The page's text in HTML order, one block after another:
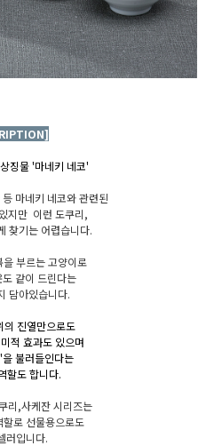
징물 '마네키 네코'
마네키 네코와 관련된
지만 이런 도쿠리,
찾기는 어렵습니다.
부르는 고양이로
같이 드린다는
담아있습니다.
의 진열만으로도
적 효과도 있으며
불러들인다는
할도 합니다.
리,사케잔 시리즈는
할로 선물용으로도
러입니다.